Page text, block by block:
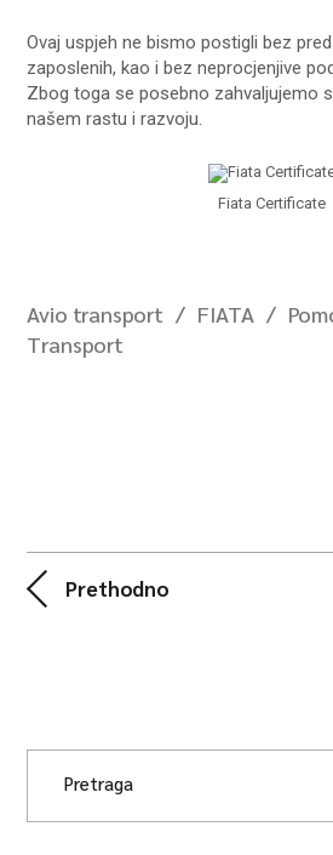
Ovaj uspjeh ne bismo postigli bez
zaposlenih, kao i bez neprocjenjive
Zbog toga se posebno zahvaljujemo
našem rastu i razvoju.
Fiata Certificate
Avio transport FIATA
Transport
Prethodno